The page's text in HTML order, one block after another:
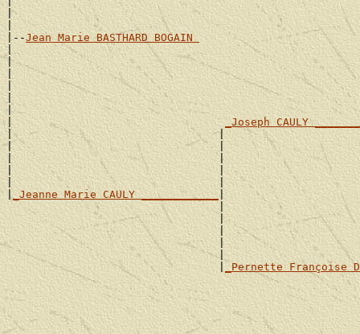
|
|--Jean Marie BASTHARD BOGAIN
|
|
|
|
|                                                                   |
|
_Joseph CAULY
|                                |
|                                |                                  |
|                                |
|                                |
|                                |
| _Jeanne Marie CAULY ____________ |
|
|
|
                                 |
_Pernette Françoise